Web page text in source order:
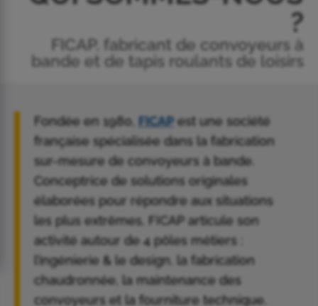
?
FICAP, fabricant de convoyeurs à
bande et de tapis roulants de loisirs
Fondée en 1980, FICAPest une société
française spécialisée dans la
fabrication
sur-mesure de convoyeurs à bande.
Conceptrice de solutions originales
élaborées pour répondre aux situations
les plus extrêmes , FICAP articule son
activité autour de 4 pôles métiers :
ingénierie & le design , la
fabrication
chaudronnée , la maintenance des
convoyeurs et la fourniture technique